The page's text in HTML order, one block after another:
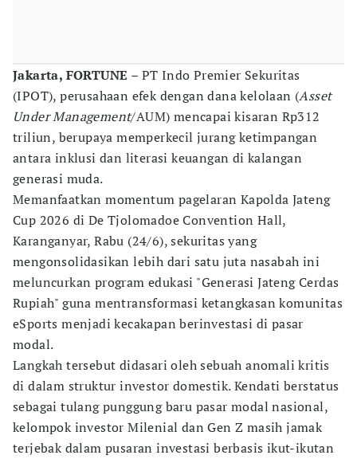
Jakarta, FORTUNE – PT Indo Premier Sekuritas
(IPOT), perusahaan efek dengan dana kelolaan (Asset
Under Management/AUM) mencapai kisaran Rp312
triliun, berupaya memperkecil jurang ketimpangan
antara inklusi dan literasi keuangan di kalangan
generasi muda.
Memanfaatkan momentum pagelaran Kapolda Jateng
Cup 2026 di De Tjolomadoe Convention Hall,
Karanganyar, Rabu (24/6), sekuritas yang
mengonsolidasikan lebih dari satu juta nasabah ini
meluncurkan program edukasi "Generasi Jateng Cerdas
Rupiah" guna mentransformasi ketangkasan komunitas
eSports menjadi kecakapan berinvestasi di pasar
modal.
Langkah tersebut didasari oleh sebuah anomali kritis
di dalam struktur investor domestik. Kendati berstatus
sebagai tulang punggung baru pasar modal nasional,
kelompok investor Milenial dan Gen Z masih jamak
terjebak dalam pusaran investasi berbasis ikut-ikutan